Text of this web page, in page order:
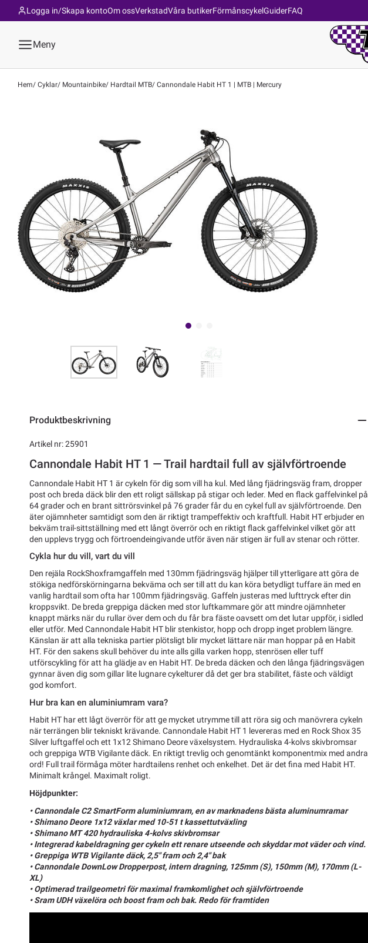
Om ossVerkstadVåra butikerFörmånscykelGuiderFAQ
Logga in/Skapa konto
Meny
Hem Cyklar Mountainbike Hardtail MTB Cannondale Habit HT 1 | MTB | Mercury
Produktbeskrivning
Artikel nr: 25901
Cannondale Habit HT 1 — Trail hardtail full av självförtroende
Cannondale Habit HT 1 är cykeln för dig som vill ha kul. Med lång fjädringsväg fram, dropper
post och breda däck blir den ett roligt sällskap på stigar och leder. Med en flack gaffelvinkel på
64 grader och en brant sittrörsvinkel på 76 grader får du en cykel full av självförtroende. Den
äter ojämnheter samtidigt som den är riktigt trampeffektiv och kraftfull. Habit HT erbjuder en
bekväm trail-sittställning med ett långt överrör och en riktigt flack gaffelvinkel vilket gör att
den upplevs trygg och förtroendeingivande utför även när stigen är full av stenar och rötter.
Cykla hur du vill, vart du vill
Den rejäla RockShoxframgaffeln med 130mm fjädringsväg hjälper till ytterligare att göra de
stökiga nedförskörningarna bekväma och ser till att du kan köra betydligt tuffare än med en
vanlig hardtail som ofta har 100mm fjädringsväg. Gaffeln justeras med lufttryck efter din
kroppsvikt. De breda greppiga däcken med stor luftkammare gör att mindre ojämnheter
knappt märks när du rullar över dem och du får bra fäste oavsett om det lutar uppför, i sidled
eller utför. Med Cannondale Habit HT blir stenkistor, hopp och dropp inget problem längre.
Känslan är att alla tekniska partier plötsligt blir mycket lättare när man hoppar på en Habit
HT. För den sakens skull behöver du inte alls gilla varken hopp, stenrösen eller tuff
utförscykling för att ha glädje av en Habit HT. De breda däcken och den långa fjädringsvägen
gynnar även dig som gillar lite lugnare cykelturer då det ger bra stabilitet, fäste och väldigt
god komfort.
Hur bra kan en aluminiumram vara?
Habit HT har ett lågt överrör för att ge mycket utrymme till att röra sig och manövrera cykeln
när terrängen blir tekniskt krävande. Cannondale Habit HT 1 levereras med en Rock Shox 35
Silver luftgaffel och ett 1x12 Shimano Deore växelsystem. Hydrauliska 4-kolvs skivbromsar
och greppiga WTB Vigilante däck. En riktigt trevlig och genomtänkt komponentmix med andra
ord! Full trail förmåga möter hardtailens renhet och enkelhet. Det är det fina med Habit HT.
Minimalt krångel. Maximalt roligt.
Höjdpunkter:
• Cannondale C2 SmartForm aluminiumram, en av marknadens bästa aluminumramar
• Shimano Deore 1x12 växlar med 10-51 t kassettutväxling
• Shimano MT 420 hydrauliska 4-kolvs skivbromsar
• Integrerad kabeldragning ger cykeln ett renare utseende och skyddar mot väder och vind.
• Greppiga WTB Vigilante däck, 2,5" fram och 2,4" bak
• Cannondale DownLow Dropperpost, intern dragning, 125mm (S), 150mm (M), 170mm (L-
XL)
• Optimerad trailgeometri för maximal framkomlighet och självförtroende
• Sram UDH växelöra och boost fram och bak. Redo för framtiden